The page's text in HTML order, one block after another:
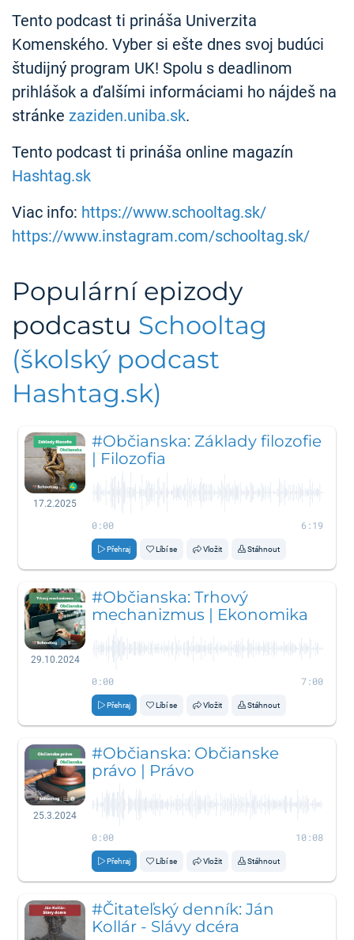
Tento podcast ti prináša Univerzita
Komenského. Vyber si ešte dnes svoj budúci
študijný program UK! Spolu s deadlinom
prihlášok a ďalšími informáciami ho nájdeš na
stránke zaziden.uniba.sk.
Tento podcast ti prináša online magazín
Hashtag.sk
Viac info: https://www.schooltag.sk/
https://www.instagram.com/schooltag.sk/
Populární epizody
podcastu Schooltag
(školský podcast
Hashtag.sk)
17.2.2025
#Občianska: Základy filozofie
| Filozofia
0:00 6:19
Přehraj Líbí se Vložit Stáhnout
29.10.2024
#Občianska: Trhový
mechanizmus | Ekonomika
0:00 7:00
Přehraj Líbí se Vložit Stáhnout
25.3.2024
#Občianska: Občianske
právo | Právo
0:00 10:08
Přehraj Líbí se Vložit Stáhnout
#Čitateľský denník: Ján
Kollár - Slávy dcéra